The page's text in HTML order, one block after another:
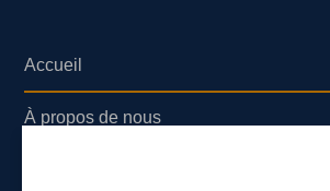
Accueil
À propos de nous